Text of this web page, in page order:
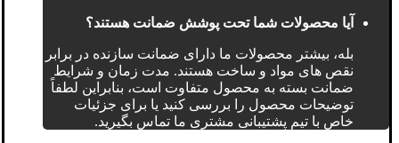
آیا محصولات شما تحت پوشش ضمانت هستند؟
بله، بیشتر محصولات ما دارای ضمانت سازنده در برابر
نقص های مواد و ساخت هستند. مدت زمان و شرایط
ضمانت بسته به محصول متفاوت است، بنابراین لطفاً
توضیحات محصول را بررسی کنید یا برای جزئیات
خاص با تیم پشتیبانی مشتری ما تماس بگیرید.